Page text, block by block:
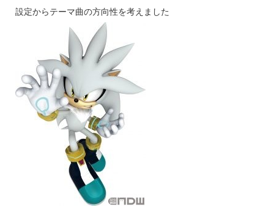
設定からテーマ曲の方向性を考えました